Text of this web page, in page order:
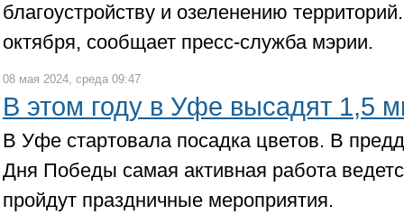
благоустройству и озеленению
октября, сообщает пресс-служба мэрии.
08 мая 2024, среда 09:47
В этом году в Уфе высадят 1,5
В Уфе стартовала посадка цветов. В
Дня Победы самая активная работа
пройдут праздничные мероприятия.